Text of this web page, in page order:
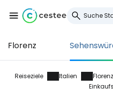
Florenz
Reiseziele Italien Florenz
Cestee